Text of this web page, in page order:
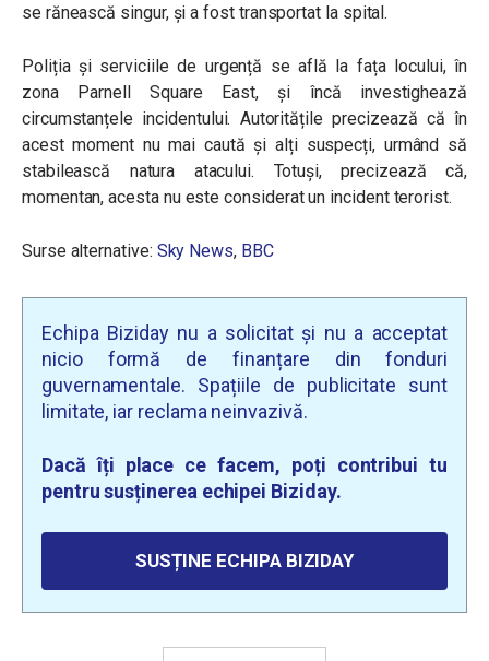
se rănească singur, și a fost transportat la spital.
Poliția și serviciile de urgență se află la fața locului, în
zona Parnell Square East, și încă investighează
circumstanțele incidentului. Autoritățile precizează că în
acest moment nu mai caută și alți suspecți, urmând să
stabilească natura atacului. Totuși, precizează că,
momentan, acesta nu este considerat un incident terorist.
Surse alternative: Sky News, BBC
Echipa Biziday nu a solicitat și nu a acceptat
nicio formă de finanțare din fonduri
guvernamentale. Spațiile de publicitate sunt
limitate, iar reclama neinvazivă.
Dacă îți place ce facem, poți contribui tu
pentru susținerea echipei Biziday.
SUSȚINE ECHIPA BIZIDAY